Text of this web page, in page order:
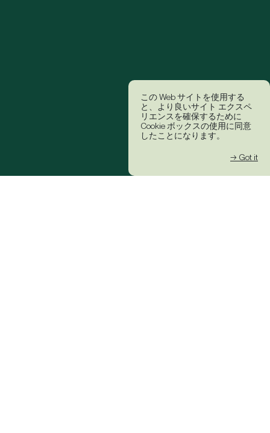
この Web サイトを使用する
と、より良いサイト エクスペ
リエンスを確保するために
Cookie ボックスの使用に同意
したことになります。
→ Got it